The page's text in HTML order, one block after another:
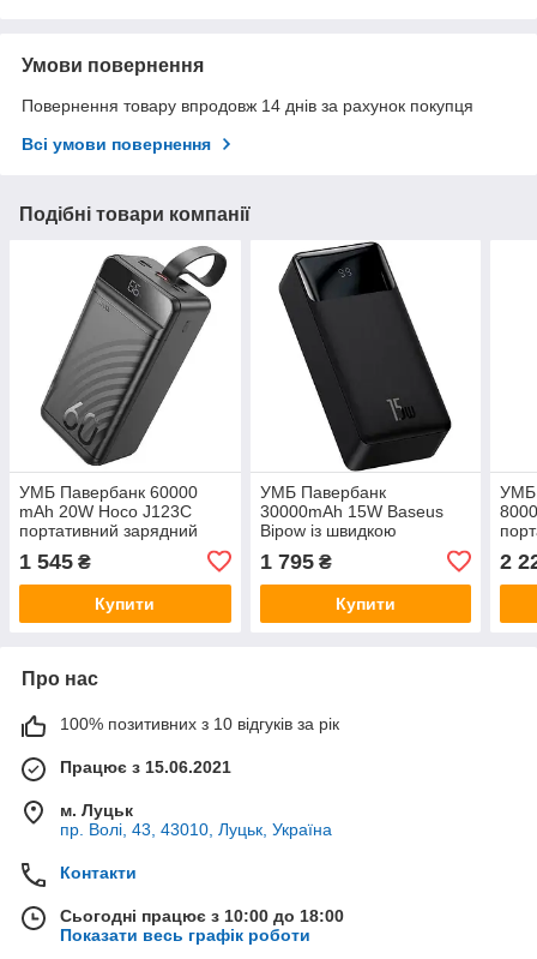
Умови повернення
Повернення товару впродовж 14 днів за рахунок покупця
Всі умови повернення
Подібні товари компанії
УМБ Павербанк 60000
mAh 20W Hoco J123C
портативний зарядний
зарядкою Power Bank з
ліхтарем LED дисплей
1 545 ₴
Купити
УМБ Павербанк
30000mAh 15W Baseus
Bipow із швидкою
зарядний пристрій Чорний
1 795₴
Купити
УМБ
2
Про нас
100% позитивних з 10 відгуків за рік
Працює з 15.06.2021
м. Луцьк
пр. Волі, 43, 43010, Луцьк, Україна
Контакти
Сьогодні працює з 10:00 до 18:00
Показати весь графік роботи